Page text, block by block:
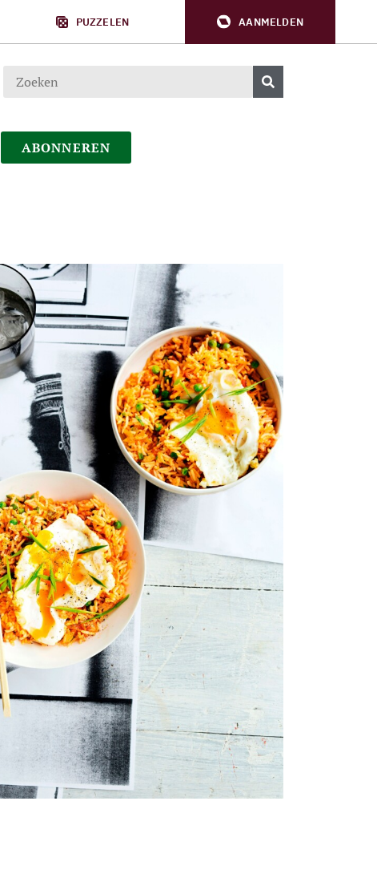
PUZZELEN AANMELDEN
ABONNEREN